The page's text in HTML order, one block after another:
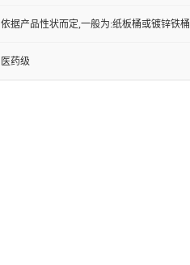
依据产品性状而定,一般为:纸板桶或镀锌铁桶
医药级